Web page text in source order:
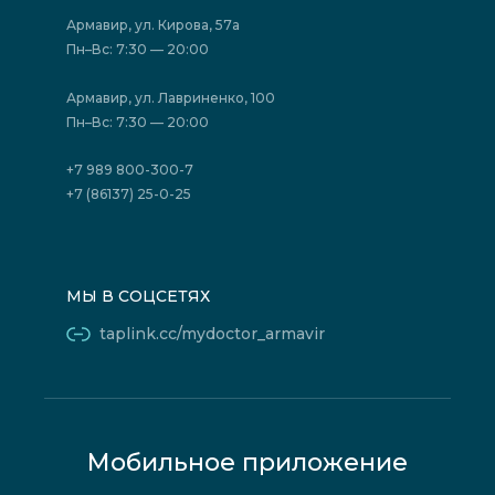
Фотогалерея
Политика конфиденциальности
Акции
Акции
Отзывы
Государственные программы
Юридическим лицам
Армавир, ул. Кирова, 57а
Пн–Вс: 7:30 — 20:00
Армавир, ул. Лавриненко, 100
Пн–Вс: 7:30 — 20:00
+7 989 800-300-7
+7 (86137) 25-0-25
МЫ В СОЦСЕТЯХ
taplink.cc/mydoctor_armavir
Мобильное приложение